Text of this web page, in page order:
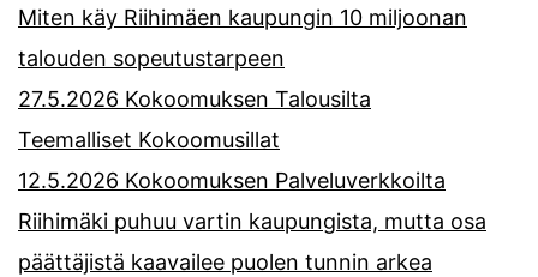
Miten käy Riihimäen kaupungin 10 miljoonan
talouden sopeutustarpeen
27.5.2026 Kokoomuksen Talousilta
Teemalliset Kokoomusillat
12.5.2026 Kokoomuksen Palveluverkkoilta
Riihimäki puhuu vartin kaupungista, mutta osa
päättäjistä kaavailee puolen tunnin arkea